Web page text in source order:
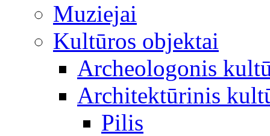
Muziejai
Kultūros objektai
Archeologonis
Architektūrinis
Pilis